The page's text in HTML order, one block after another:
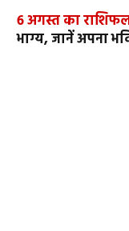
6 अगस्त का
भाग्य, जानें अपना